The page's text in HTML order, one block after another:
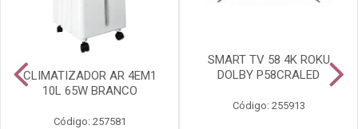
CLIMATIZADOR AR 4EM1
10L 65W BRANCO
Código: 257581
SMART TV 58 4K ROKU
DOLBY P58CRALED
Código: 255913